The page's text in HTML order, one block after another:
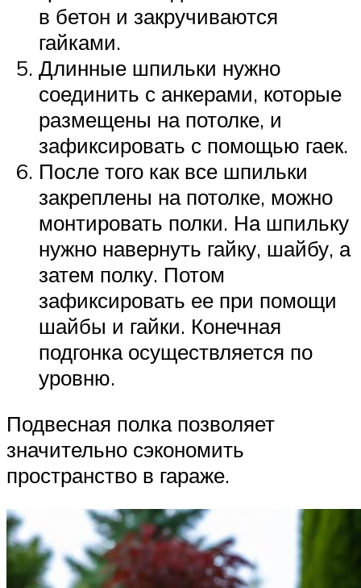
в бетон и закручиваются
гайками.
Длинные шпильки нужно
соединить с анкерами, которые
размещены на потолке, и
зафиксировать с помощью гаек.
После того как все шпильки
закреплены на потолке, можно
монтировать полки. На шпильку
нужно навернуть гайку, шайбу, а
затем полку. Потом
зафиксировать ее при помощи
шайбы и гайки. Конечная
подгонка осуществляется по
уровню.
Подвесная полка позволяет
значительно сэкономить
пространство в гараже.